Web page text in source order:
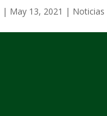
| May 13, 2021 | Noticias